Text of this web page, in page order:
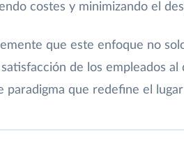
costes y minimizando el
que este enfoque no
de los empleados
paradigma que redefine el